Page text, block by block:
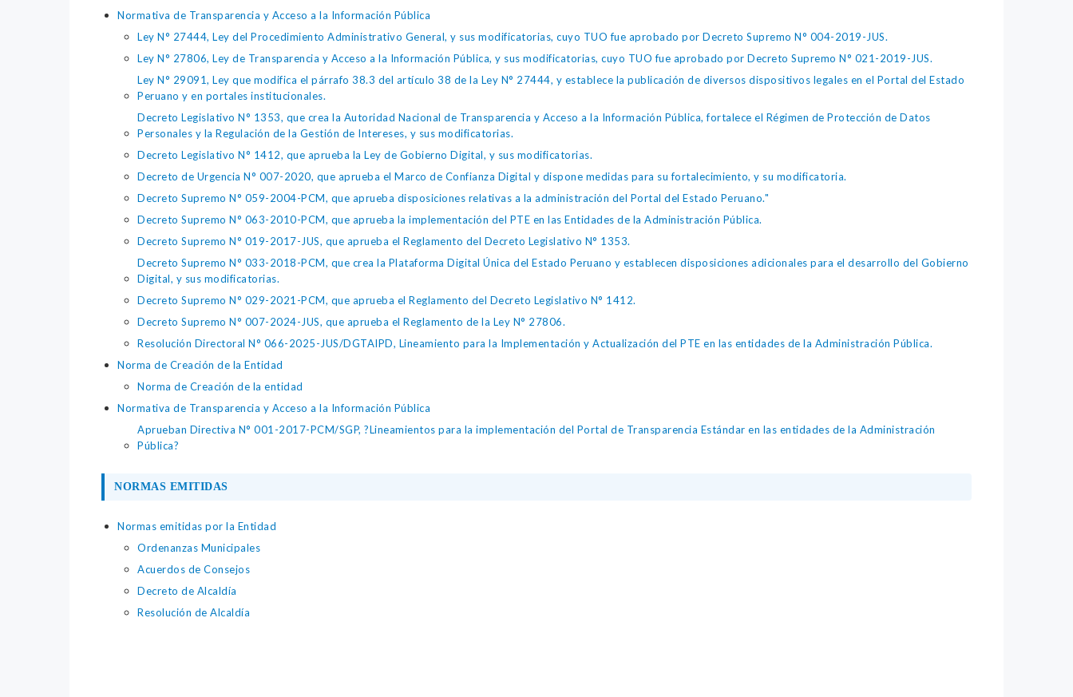
Normativa de Transparencia y Acceso a la Información Pública
Ley N° 27444, Ley del Procedimiento Administrativo General, y sus modificatorias, cuyo TUO fue aprobado por Decreto Supremo N° 004-2019-JUS.
Ley N° 27806, Ley de Transparencia y Acceso a la Información Pública, y sus modificatorias, cuyo TUO fue aprobado por Decreto Supremo N° 021-2019-JUS.
Ley N° 29091, Ley que modifica el párrafo 38.3 del artículo 38 de la Ley N° 27444, y establece la publicación de diversos dispositivos legales en el Portal del Estado
Peruano y en portales institucionales.
Decreto Legislativo N° 1353, que crea la Autoridad Nacional de Transparencia y Acceso a la Información Pública, fortalece el Régimen de Protección de Datos
Personales y la Regulación de la Gestión de Intereses, y sus modificatorias.
Decreto Legislativo N° 1412, que aprueba la Ley de Gobierno Digital, y sus modificatorias.
Decreto de Urgencia N° 007-2020, que aprueba el Marco de Confianza Digital y dispone medidas para su fortalecimiento, y su modificatoria.
Decreto Supremo N° 059-2004-PCM, que aprueba disposiciones relativas a la administración del Portal del Estado Peruano."
Decreto Supremo N° 063-2010-PCM, que aprueba la implementación del PTE en las Entidades de la Administración Pública.
Decreto Supremo N° 019-2017-JUS, que aprueba el Reglamento del Decreto Legislativo N° 1353.
Decreto Supremo N° 033-2018-PCM, que crea la Plataforma Digital Única del Estado Peruano y establecen disposiciones adicionales para el desarrollo del Gobierno
Digital, y sus modificatorias.
Decreto Supremo N° 029-2021-PCM, que aprueba el Reglamento del Decreto Legislativo N° 1412.
Decreto Supremo N° 007-2024-JUS, que aprueba el Reglamento de la Ley N° 27806.
Resolución Directoral N° 066-2025-JUS/DGTAIPD, Lineamiento para la Implementación y Actualización del PTE en las entidades de la Administración Pública.
Norma de Creación de la Entidad
Norma de Creación de la entidad
Normativa de Transparencia y Acceso a la Información Pública
Aprueban Directiva N° 001-2017-PCM/SGP, ?Lineamientos para la implementación del Portal de Transparencia Estándar en las entidades de la Administración
Pública?
NORMAS EMITIDAS
Normas emitidas por la Entidad
Ordenanzas Municipales
Acuerdos de Consejos
Decreto de Alcaldía
Resolución de Alcaldía